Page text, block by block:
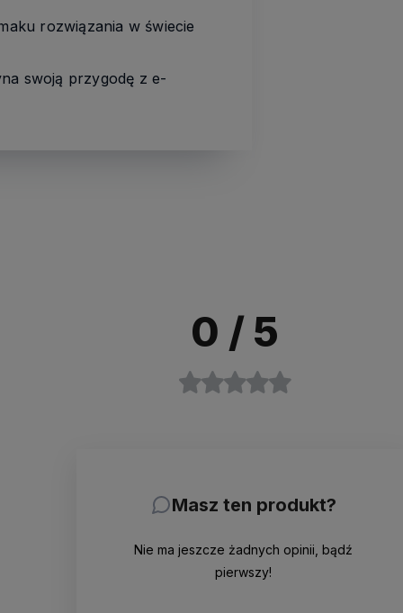
rozwiązania w świecie
swoją przygodę z e-
0 / 5
Masz ten produkt?
Nie ma jeszcze żadnych opinii, bądź
pierwszy!